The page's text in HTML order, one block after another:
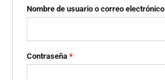
Nombre de usuario o correo electrónico
Contraseña *